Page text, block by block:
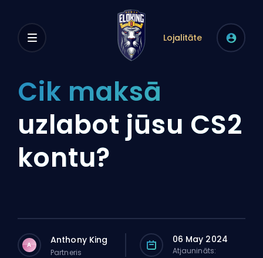
Lojalitāte
Cik maksā
uzlabot jūsu CS2
kontu?
A Anthony King
Partneris
06 May 2024
Atjaunināts: